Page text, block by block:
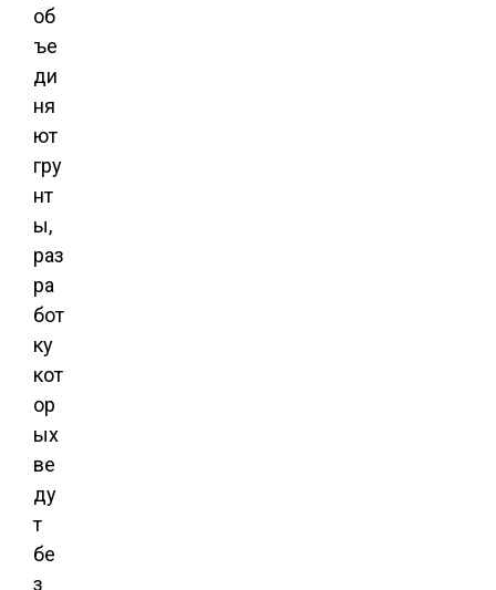
об
ъе
ди
ня
ют
гру
нт
ы,
раз
ра
бот
ку
кот
ор
ых
ве
ду
т
бе
з